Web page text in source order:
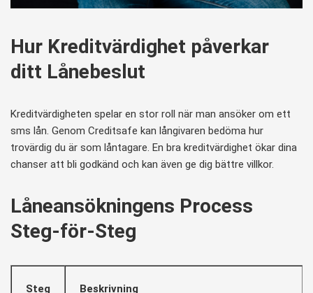
Hur Kreditvärdighet påverkar
ditt Lånebeslut
Kreditvärdigheten spelar en stor roll när man ansöker om ett
sms lån. Genom Creditsafe kan långivaren bedöma hur
trovärdig du är som låntagare. En bra kreditvärdighet ökar dina
chanser att bli godkänd och kan även ge dig bättre villkor.
Låneansökningens Process
Steg-för-Steg
Steg Beskrivning